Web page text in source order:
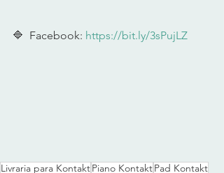
🔷  Facebook: https://bit.ly/3sPujLZ
Livraria para KontaktPiano KontaktPad Kontakt